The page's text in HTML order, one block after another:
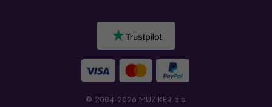
© 2004-2026 MUZIKER a.s.